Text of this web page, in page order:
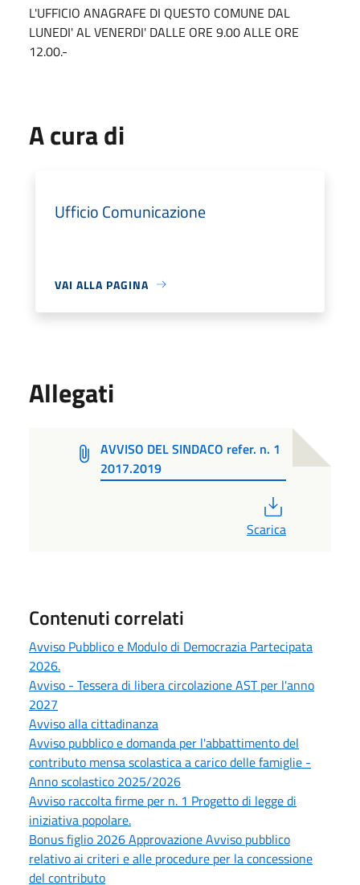
L'UFFICIO ANAGRAFE DI QUESTO COMUNE DAL
LUNEDI' AL VENERDI' DALLE ORE 9.00 ALLE ORE
12.00.-
A cura di
Ufficio Comunicazione
VAI ALLA PAGINA
Allegati
AVVISO DEL SINDACO refer. n. 1
2017.2019
Scarica
Contenuti correlati
Avviso Pubblico e Modulo di Democrazia Partecipata
2026.
Avviso - Tessera di libera circolazione AST per l'anno
2027
Avviso alla cittadinanza
Avviso pubblico e domanda per l'abbattimento del
contributo mensa scolastica a carico delle famiglie -
Anno scolastico 2025/2026
Avviso raccolta firme per n. 1 Progetto di legge di
iniziativa popolare.
Bonus figlio 2026 Approvazione Avviso pubblico
relativo ai criteri e alle procedure per la concessione
del contributo